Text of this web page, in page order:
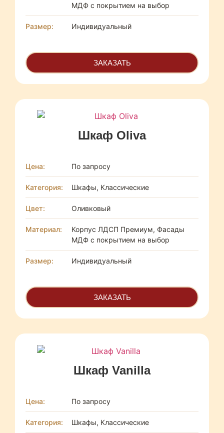
МДФ с покрытием на выбор
Размер: Индивидуальный
ЗАКАЗАТЬ
Шкаф Oliva
Цена: По запросу
Категория: Шкафы, Классические
Цвет: Оливковый
Материал:
Корпус ЛДСП Премиум, Фасады
МДФ с покрытием на выбор
Размер: Индивидуальный
ЗАКАЗАТЬ
Шкаф Vanilla
Цена: По запросу
Категория: Шкафы, Классические